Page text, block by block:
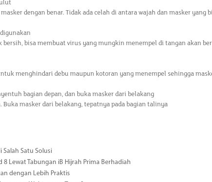
dengan benar. Tidak ada celah di antara wajah dan masker yang
bisa membuat virus yang mungkin menempel di tangan akan
menghindari debu maupun kotoran yang menempel sehingga
bagian depan, dan buka masker dari belakang
masker dari belakang, tepatnya pada bagian talinya
Salah Satu Solusi
8 Lewat Tabungan iB Hijrah Prima Berhadiah
dengan Lebih Praktis